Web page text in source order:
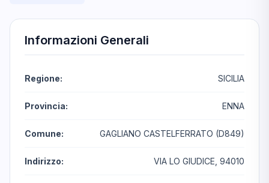
Informazioni Generali
Regione: SICILIA
Provincia: ENNA
Comune: GAGLIANO CASTELFERRATO (D849)
Indirizzo: VIA LO GIUDICE, 94010